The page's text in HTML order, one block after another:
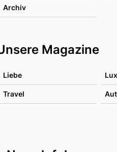
Archiv
Magazine
Liebe
Travel